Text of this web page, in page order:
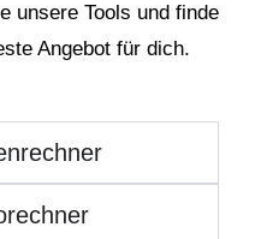
unsere Tools und finde
Angebot für dich.